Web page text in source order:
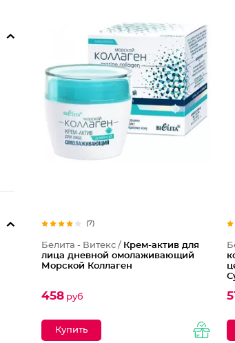
(7)
Белита - Витекс / Крем-актив для
лица дневной омолаживающий
Морской Коллаген
458руб